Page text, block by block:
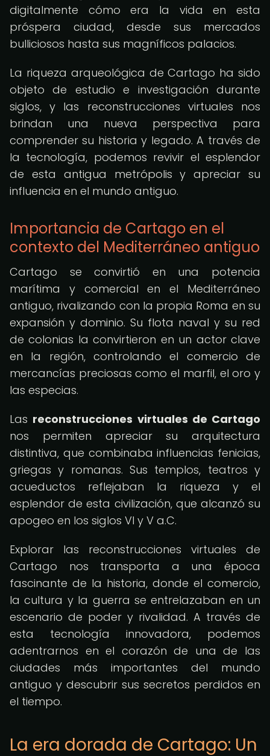
digitalmente cómo era la vida en esta
próspera ciudad, desde sus mercados
bulliciosos hasta sus magníficos palacios.
La riqueza arqueológica de Cartago ha sido
objeto de estudio e investigación durante
siglos, y las reconstrucciones virtuales nos
brindan una nueva perspectiva para
comprender su historia y legado. A través de
la tecnología, podemos revivir el esplendor
de esta antigua metrópolis y apreciar su
influencia en el mundo antiguo.
Importancia de Cartago en el
contexto del Mediterráneo antiguo
Cartago se convirtió en una potencia
marítima y comercial en el Mediterráneo
antiguo, rivalizando con la propia Roma en su
expansión y dominio. Su flota naval y su red
de colonias la convirtieron en un actor clave
en la región, controlando el comercio de
mercancías preciosas como el marfil, el oro y
las especias.
Las reconstrucciones virtuales de Cartago
nos permiten apreciar su arquitectura
distintiva, que combinaba influencias fenicias,
griegas y romanas. Sus templos, teatros y
acueductos reflejaban la riqueza y el
esplendor de esta civilización, que alcanzó su
apogeo en los siglos VI y V a.C.
Explorar las reconstrucciones virtuales de
Cartago nos transporta a una época
fascinante de la historia, donde el comercio,
la cultura y la guerra se entrelazaban en un
escenario de poder y rivalidad. A través de
esta tecnología innovadora, podemos
adentrarnos en el corazón de una de las
ciudades más importantes del mundo
antiguo y descubrir sus secretos perdidos en
el tiempo.
La era dorada de Cartago: Un